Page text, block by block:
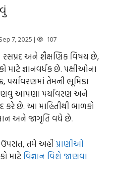
7, 2025| 107
અને શૈક્ષણિક વિષય છે,
માટે જ્ઞાનવર્ધક છે. પક્ષીઓના
પર્યાવરણમાં તેમની ભૂમિકા
આપણા પર્યાવરણ અને
કરે છે. આ માહિતીથી બાળકો
અને જાગૃતિ વધે છે.
તમે અહીંપ્રાણીઓ
માટે વિજ્ઞાન વિશે જાણવા